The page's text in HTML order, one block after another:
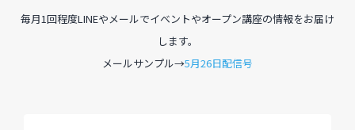
毎月1回程度LINEやメールでイベントやオープン講座の情報をお届け
します。
メールサンプル→5月26日配信号